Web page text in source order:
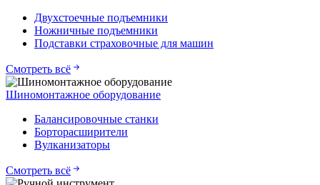
Двухстоечные подъемники
Ножничные подъемники
Подставки страховочные для машин
Смотреть всё
Шиномонтажное оборудование
Балансировочные станки
Борторасширители
Вулканизаторы
Смотреть всё